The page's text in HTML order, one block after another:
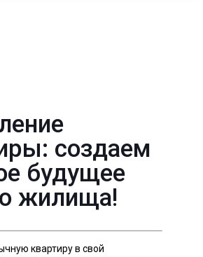
создаем
будущее
жилища!
квартиру в свой